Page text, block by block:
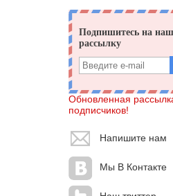
Обновленная
подписчиков!
Напишите нам
Мы В Контакте